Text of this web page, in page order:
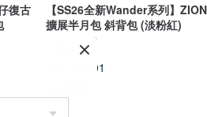
復古
【SS26全新Wander系列】
擴展半月包 斜背包 (淡粉紅)
hellolulu
US$ 102.01